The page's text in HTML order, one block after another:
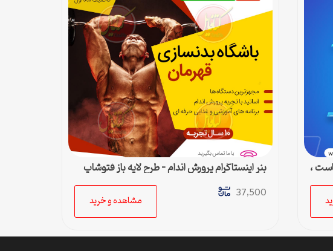
، بنر اینستاگرام پرورش اندام – طرح لایه باز فتوشاپ
37,500
مشاهده و خرید